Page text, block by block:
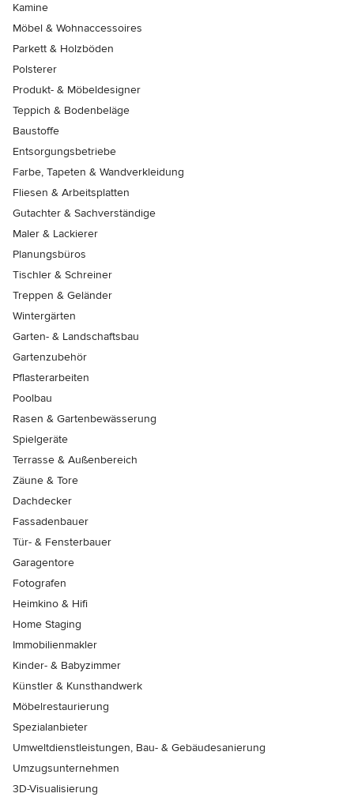
Kamine
Möbel & Wohnaccessoires
Parkett & Holzböden
Polsterer
Produkt- & Möbeldesigner
Teppich & Bodenbeläge
Baustoffe
Entsorgungsbetriebe
Farbe, Tapeten & Wandverkleidung
Fliesen & Arbeitsplatten
Gutachter & Sachverständige
Maler & Lackierer
Planungsbüros
Tischler & Schreiner
Treppen & Geländer
Wintergärten
Garten- & Landschaftsbau
Gartenzubehör
Pflasterarbeiten
Poolbau
Rasen & Gartenbewässerung
Spielgeräte
Terrasse & Außenbereich
Zäune & Tore
Dachdecker
Fassadenbauer
Tür- & Fensterbauer
Garagentore
Fotografen
Heimkino & Hifi
Home Staging
Immobilienmakler
Kinder- & Babyzimmer
Künstler & Kunsthandwerk
Möbelrestaurierung
Spezialanbieter
Umweltdienstleistungen, Bau- & Gebäudesanierung
Umzugsunternehmen
3D-Visualisierung